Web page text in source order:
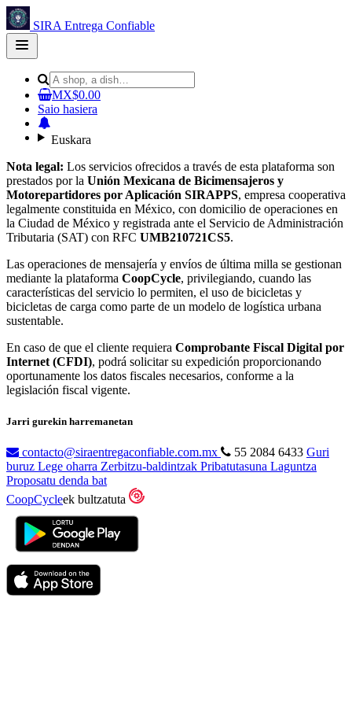
SIRA Entrega Confiable
Open
main
MX$0.00
Saio hasiera
Euskara
Nota legal: Los servicios ofrecidos a través de esta plataforma son
prestados por la Unión Mexicana de Bicimensajeros y
Motorepartidores por Aplicación SIRAPPS, empresa cooperativa
legalmente constituida en México, con domicilio de operaciones en
la Ciudad de México y registrada ante el Servicio de Administración
Tributaria (SAT) con RFC UMB210721CS5.
Las operaciones de mensajería y envíos de última milla se gestionan
mediante la plataforma CoopCycle, privilegiando, cuando las
características del servicio lo permiten, el uso de bicicletas y
bicicletas de carga como parte de un modelo de logística urbana
sustentable.
En caso de que el cliente requiera Comprobante Fiscal Digital por
Internet (CFDI), podrá solicitar su expedición proporcionando
oportunamente los datos fiscales necesarios, conforme a la
legislación fiscal vigente.
Jarri gurekin harremanetan
contacto@siraentregaconfiable.com.mx 55 2084 6433 Guri
buruz Lege oharra Zerbitzu-baldintzak Pribatutasuna Laguntza
Proposatu denda bat
CoopCycleek bultzatuta